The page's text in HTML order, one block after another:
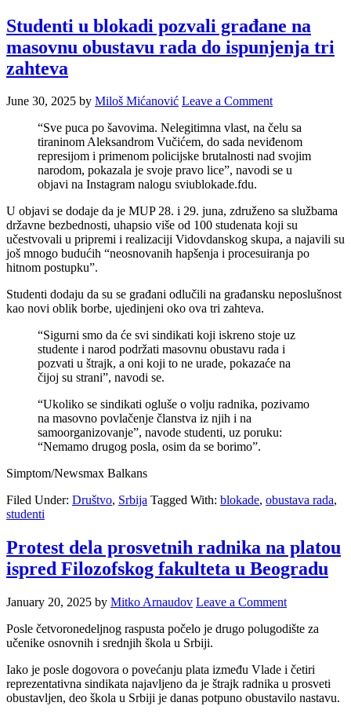
Studenti u blokadi pozvali građane na
masovnu obustavu rada do ispunjenja tri
zahteva
June 30, 2025 by Miloš Mićanović Leave a Comment
“Sve puca po šavovima. Nelegitimna vlast, na čelu sa
tiraninom Aleksandrom Vučićem, do sada neviđenom
represijom i primenom policijske brutalnosti nad svojim
narodom, pokazala je svoje pravo lice”, navodi se u
objavi na Instagram nalogu sviublokade.fdu.
U objavi se dodaje da je MUP 28. i 29. juna, združeno sa službama
državne bezbednosti, uhapsio više od 100 studenata koji su
učestvovali u pripremi i realizaciji Vidovdanskog skupa, a najavili su
još mnogo budućih “neosnovanih hapšenja i procesuiranja po
hitnom postupku”.
Studenti dodaju da su se građani odlučili na građansku neposlušnost
kao novi oblik borbe, ujedinjeni oko ova tri zahteva.
“Sigurni smo da će svi sindikati koji iskreno stoje uz
studente i narod podržati masovnu obustavu rada i
pozvati u štrajk, a oni koji to ne urade, pokazaće na
čijoj su strani”, navodi se.
“Ukoliko se sindikati ogluše o volju radnika, pozivamo
na masovno povlačenje članstva iz njih i na
samoorganizovanje”, navode studenti, uz poruku:
“Nemamo drugog posla, osim da se borimo”.
Simptom/Newsmax Balkans
Filed Under: Društvo, Srbija Tagged With: blokade, obustava rada,
studenti
Protest dela prosvetnih radnika na platou
ispred Filozofskog fakulteta u Beogradu
January 20, 2025 by Mitko Arnaudov Leave a Comment
Posle četvoronedeljnog raspusta počelo je drugo polugodište za
učenike osnovnih i srednjih škola u Srbiji.
Iako je posle dogovora o povećanju plata između Vlade i četiri
reprezentativna sindikata najavljeno da je štrajk radnika u prosveti
obustavljen, deo škola u Srbiji je danas potpuno obustavilo nastavu.